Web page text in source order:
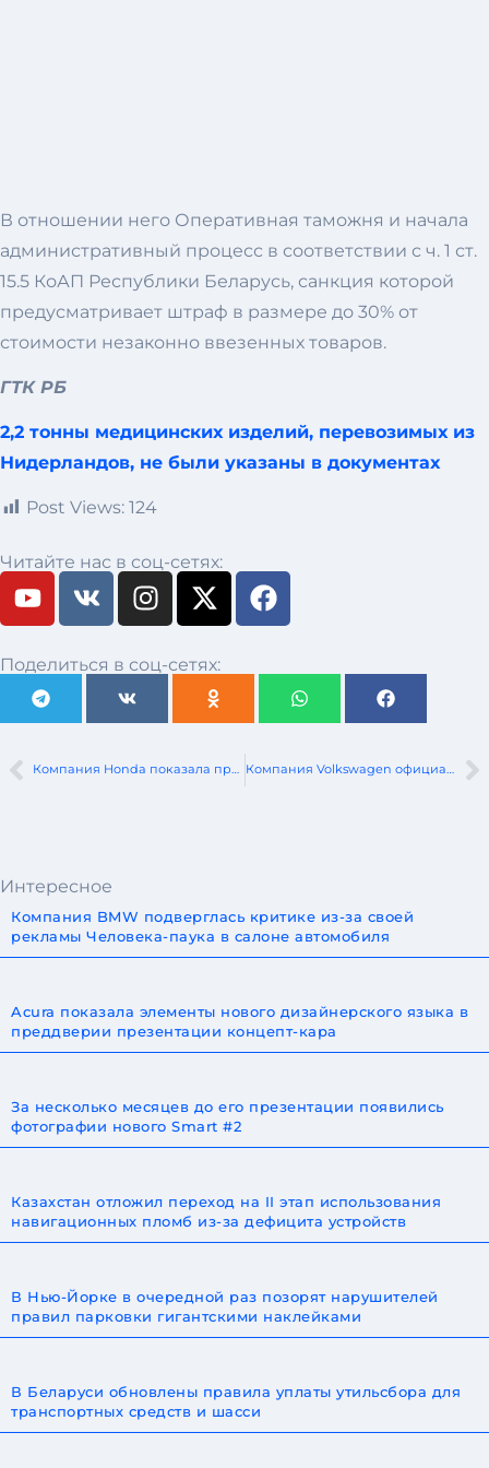
В отношении него Оперативная таможня и начала
административный процесс в соответствии с ч. 1 ст.
15.5 КоАП Республики Беларусь, санкция которой
предусматривает штраф в размере до 30% от
стоимости незаконно ввезенных товаров.
ГТК РБ
2,2 тонны медицинских изделий, перевозимых из
Нидерландов, не были указаны в документах
Post Views: 124
Читайте нас в соц-сетях:
Поделиться в соц-сетях:
Компания Honda показала прототипы гибридных автомобилей следующего поколения Компания Volkswagen официально представила ID. Polo GTI
Интересное
Компания BMW подверглась критике из-за своей
рекламы Человека-паука в салоне автомобиля
Acura показала элементы нового дизайнерского языка в
преддверии презентации концепт-кара
За несколько месяцев до его презентации появились
фотографии нового Smart #2
Казахстан отложил переход на II этап использования
навигационных пломб из-за дефицита устройств
В Нью-Йорке в очередной раз позорят нарушителей
правил парковки гигантскими наклейками
В Беларуси обновлены правила уплаты утильсбора для
транспортных средств и шасси